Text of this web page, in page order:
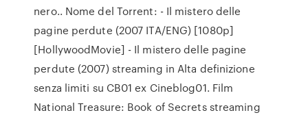
nero.. Nome del Torrent: - Il mistero delle
pagine perdute (2007 ITA/ENG) [1080p]
[HollywoodMovie] - Il mistero delle pagine
perdute (2007) streaming in Alta definizione
senza limiti su CB01 ex Cineblog01. Film
National Treasure: Book of Secrets streaming